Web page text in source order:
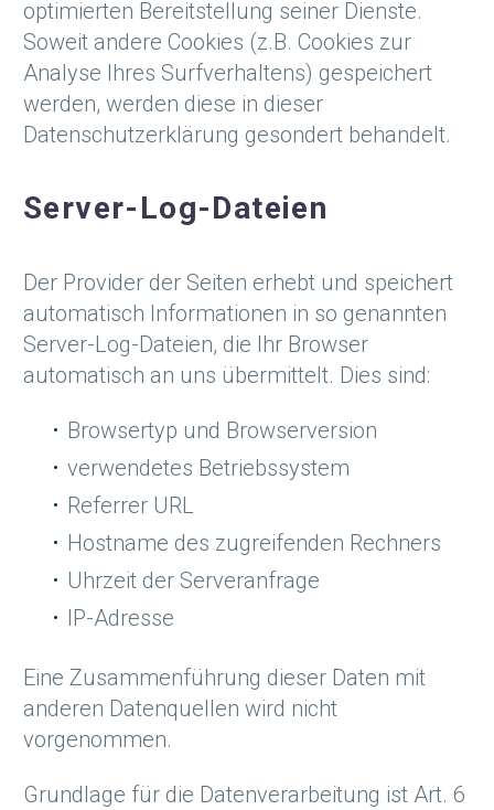
optimierten Bereitstellung seiner Dienste.
Soweit andere Cookies (z.B. Cookies zur
Analyse Ihres Surfverhaltens) gespeichert
werden, werden diese in dieser
Datenschutzerklärung gesondert behandelt.
Server-Log-Dateien
Der Provider der Seiten erhebt und speichert
automatisch Informationen in so genannten
Server-Log-Dateien, die Ihr Browser
automatisch an uns übermittelt. Dies sind:
Browsertyp und Browserversion
verwendetes Betriebssystem
Referrer URL
Hostname des zugreifenden Rechners
Uhrzeit der Serveranfrage
IP-Adresse
Eine Zusammenführung dieser Daten mit
anderen Datenquellen wird nicht
vorgenommen.
Grundlage für die Datenverarbeitung ist Art. 6